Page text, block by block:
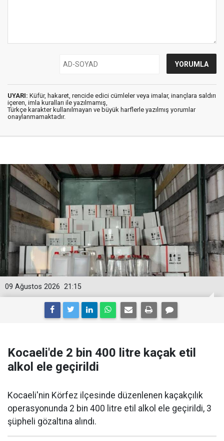
UYARI: Küfür, hakaret, rencide edici cümleler veya imalar, inançlara saldırı
içeren, imla kuralları ile yazılmamış,
Türkçe karakter kullanılmayan ve büyük harflerle yazılmış yorumlar
onaylanmamaktadır.
21:15
09 Ağustos 2026
Kocaeli'de 2 bin 400 litre kaçak etil
alkol ele geçirildi
Kocaeli'nin Körfez ilçesinde düzenlenen kaçakçılık
operasyonunda 2 bin 400 litre etil alkol ele geçirildi, 3
şüpheli gözaltına alındı.